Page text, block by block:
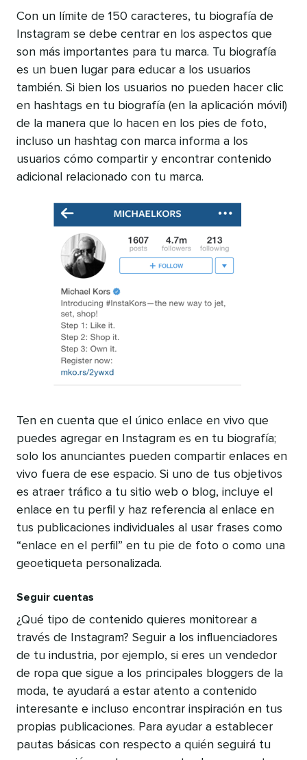
Con un límite de 150 caracteres, tu biografía de
Instagram se debe centrar en los aspectos que
son más importantes para tu marca. Tu biografía
es un buen lugar para educar a los usuarios
también. Si bien los usuarios no pueden hacer clic
en hashtags en tu biografía (en la aplicación móvil)
de la manera que lo hacen en los pies de foto,
incluso un hashtag con marca informa a los
usuarios cómo compartir y encontrar contenido
adicional relacionado con tu marca.
Ten en cuenta que el único enlace en vivo que
puedes agregar en Instagram es en tu biografía;
solo los anunciantes pueden compartir enlaces en
vivo fuera de ese espacio. Si uno de tus objetivos
es atraer tráfico a tu sitio web o blog, incluye el
enlace en tu perfil y haz referencia al enlace en
tus publicaciones individuales al usar frases como
“enlace en el perfil” en tu pie de foto o como una
geoetiqueta personalizada.
Seguir cuentas
¿Qué tipo de contenido quieres monitorear a
través de Instagram? Seguir a los influenciadores
de tu industria, por ejemplo, si eres un vendedor
de ropa que sigue a los principales bloggers de la
moda, te ayudará a estar atento a contenido
interesante e incluso encontrar inspiración en tus
propias publicaciones. Para ayudar a establecer
pautas básicas con respecto a quién seguirá tu